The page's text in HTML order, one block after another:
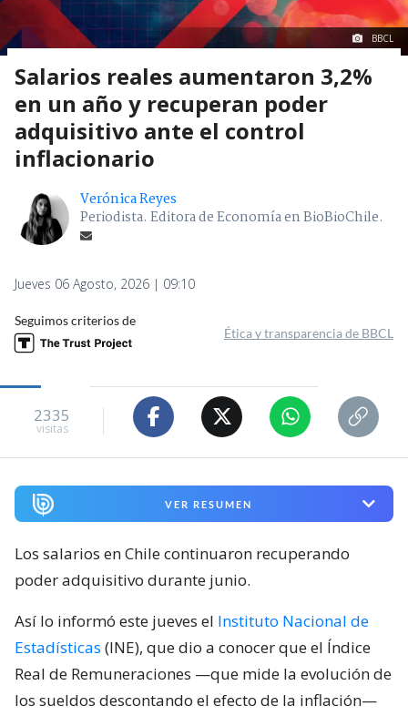
BBCL
Salarios reales aumentaron 3,2%
en un año y recuperan poder
adquisitivo ante el control
inflacionario
Verónica Reyes
Periodista. Editora de Economía en BioBioChile.
Jueves 06 Agosto, 2026 | 09:10
Seguimos criterios de
Ética y transparencia de BBCL
2335
visitas
VER RESUMEN
Los salarios en Chile continuaron recuperando
poder adquisitivo durante junio.
Así lo informó este jueves el Instituto Nacional de
Estadísticas (INE), que dio a conocer que el Índice
Real de Remuneraciones —que mide la evolución de
los sueldos descontando el efecto de la inflación—